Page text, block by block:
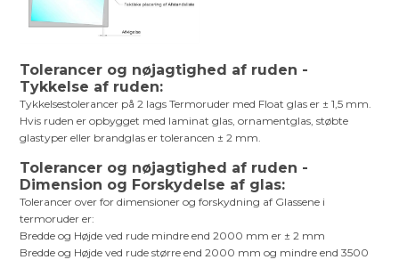
Tolerancer og nøjagtighed af ruden -
Tykkelse af ruden:
Tykkelsestolerancer på 2 lags Termoruder med Float glas er ± 1,5 mm.
Hvis ruden er opbygget med laminat glas, ornamentglas, støbte
glastyper eller brandglas er tolerancen ± 2 mm.
Tolerancer og nøjagtighed af ruden -
Dimension og Forskydelse af glas:
Tolerancer over for dimensioner og forskydning af Glassene i
termoruder er:
Bredde og Højde ved rude mindre end 2000 mm er ± 2 mm
Bredde og Højde ved rude større end 2000 mm og mindre end 3500